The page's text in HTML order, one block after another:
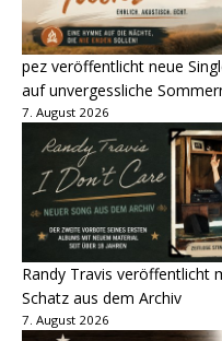
pez veröffentlicht neue
auf unvergessliche
7. August 2026
Randy Travis veröffentlicht
Schatz aus dem Archiv
7. August 2026